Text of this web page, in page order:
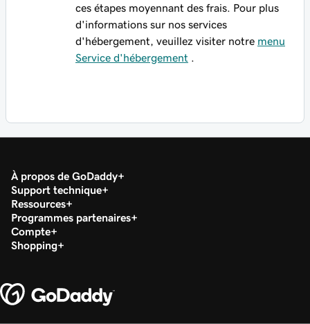
ces étapes moyennant des frais. Pour plus
d'informations sur nos services
d'hébergement, veuillez visiter notre menu
Service d'hébergement
À propos de GoDaddy
Support technique
Ressources
Programmes partenaires
Compte
Shopping